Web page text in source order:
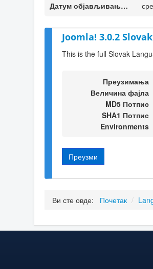
Датум објављивања верзије
Joomla! 3.0.2
This is the full Slovak
Преузимања
Величина фајла
MD5 Потпис
SHA1 Потпис
Environments
Преузми
Ви сте овде: Почетак /